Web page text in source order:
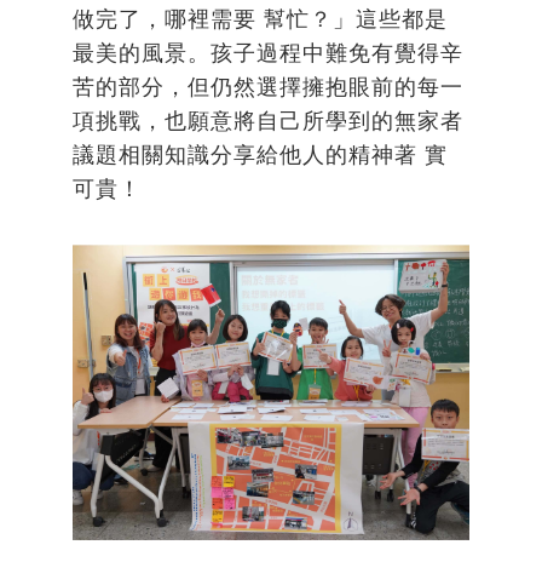
做完了，哪裡需要 幫忙？」這些都是
最美的風景。孩子過程中難免有覺得辛
苦的部分，但仍然選擇擁抱眼前的每一
項挑戰，也願意將自己所學到的無家者
議題相關知識分享給他人的精神著 實
可貴！